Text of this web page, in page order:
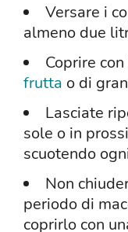
Versare i
almeno due
Coprire
frutta o di
Lasciate
sole o in
scuotendo
Non
periodo di
coprirlo con